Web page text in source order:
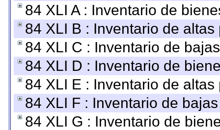
84 XLI A : Inventario de
84 XLI B : Inventario de
84 XLI C : Inventario de
84 XLI D : Inventario de
84 XLI E : Inventario de
84 XLI F : Inventario de
84 XLI G : Inventario de